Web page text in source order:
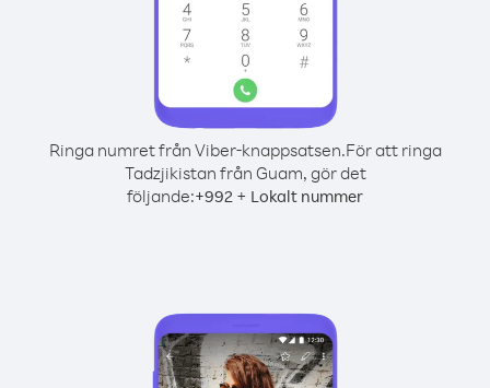
Ringa numret från Viber-knappsatsen.För att ringa
Tadzjikistan från Guam, gör det
följande:+992 + Lokalt nummer